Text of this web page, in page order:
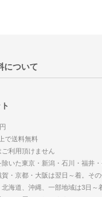
について
で送料無料
利用頂けません
いた東京・新潟・石川・福井
・京都・大阪は翌日～着。そ
海道、沖縄、一部地域は3日～